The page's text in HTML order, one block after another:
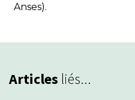
Anses).
Articles liés...